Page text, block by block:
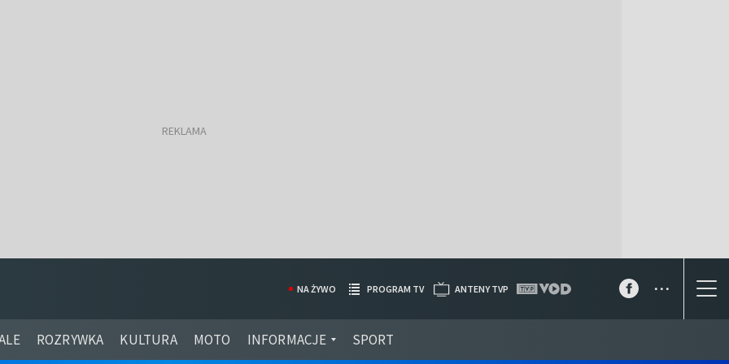
ROZRYWKA KULTURA MOTO INFORMACJE SPORT
NA ŻYWO PROGRAM TV ANTENY TVP ...